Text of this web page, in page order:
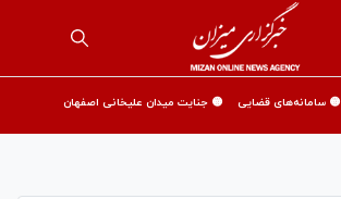
🟡 سامانه‌های قضایی 🟡 جنایت میدان علیخانی اصفهان